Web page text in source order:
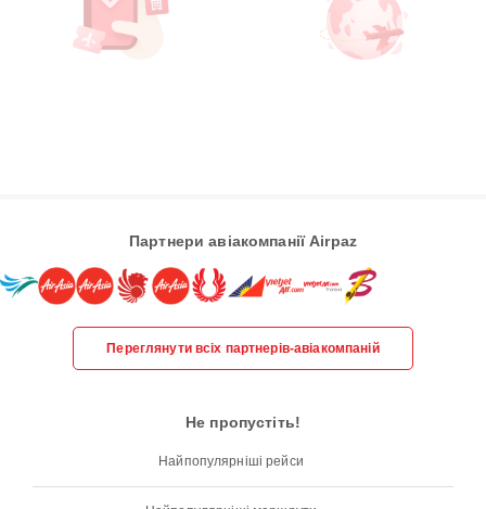
Партнери авіакомпанії Airpaz
Переглянути всіх партнерів-авіакомпаній
Не пропустіть!
Найпопулярніші рейси